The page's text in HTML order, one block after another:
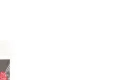
レトルト食品
しょうゆ
ちん
おつまみ
ドリンク
ヘアケア